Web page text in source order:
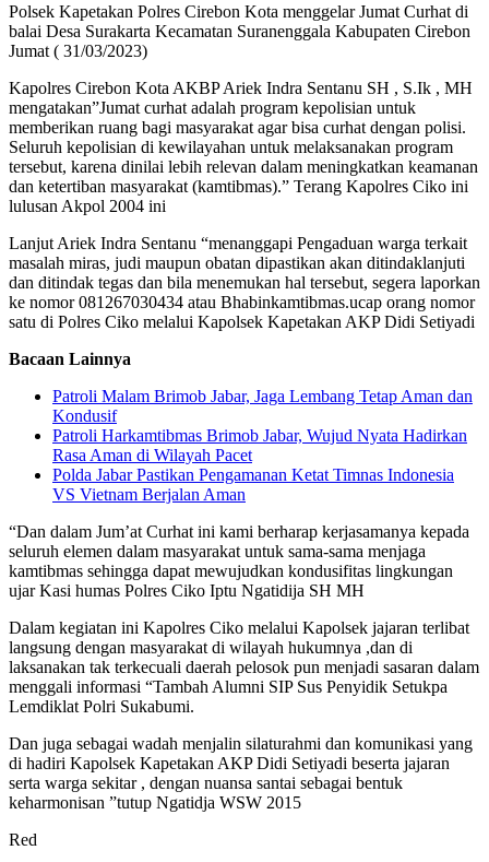
Polsek Kapetakan Polres Cirebon Kota menggelar Jumat Curhat di
balai Desa Surakarta Kecamatan Suranenggala Kabupaten Cirebon
Jumat ( 31/03/2023)
Kapolres Cirebon Kota AKBP Ariek Indra Sentanu SH , S.Ik , MH
mengatakan”Jumat curhat adalah program kepolisian untuk
memberikan ruang bagi masyarakat agar bisa curhat dengan polisi.
Seluruh kepolisian di kewilayahan untuk melaksanakan program
tersebut, karena dinilai lebih relevan dalam meningkatkan keamanan
dan ketertiban masyarakat (kamtibmas).” Terang Kapolres Ciko ini
lulusan Akpol 2004 ini
Lanjut Ariek Indra Sentanu “menanggapi Pengaduan warga terkait
masalah miras, judi maupun obatan dipastikan akan ditindaklanjuti
dan ditindak tegas dan bila menemukan hal tersebut, segera laporkan
ke nomor 081267030434 atau Bhabinkamtibmas.ucap orang nomor
satu di Polres Ciko melalui Kapolsek Kapetakan AKP Didi Setiyadi
Bacaan Lainnya
Patroli Malam Brimob Jabar, Jaga Lembang Tetap Aman dan
Kondusif
Patroli Harkamtibmas Brimob Jabar, Wujud Nyata Hadirkan
Rasa Aman di Wilayah Pacet
Polda Jabar Pastikan Pengamanan Ketat Timnas Indonesia
VS Vietnam Berjalan Aman
“Dan dalam Jum’at Curhat ini kami berharap kerjasamanya kepada
seluruh elemen dalam masyarakat untuk sama-sama menjaga
kamtibmas sehingga dapat mewujudkan kondusifitas lingkungan
ujar Kasi humas Polres Ciko Iptu Ngatidija SH MH
Dalam kegiatan ini Kapolres Ciko melalui Kapolsek jajaran terlibat
langsung dengan masyarakat di wilayah hukumnya ,dan di
laksanakan tak terkecuali daerah pelosok pun menjadi sasaran dalam
menggali informasi “Tambah Alumni SIP Sus Penyidik Setukpa
Lemdiklat Polri Sukabumi.
Dan juga sebagai wadah menjalin silaturahmi dan komunikasi yang
di hadiri Kapolsek Kapetakan AKP Didi Setiyadi beserta jajaran
serta warga sekitar , dengan nuansa santai sebagai bentuk
keharmonisan ”tutup Ngatidja WSW 2015
Red